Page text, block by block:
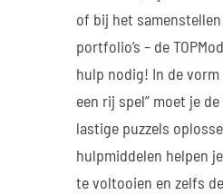
of bij het
portfolio’s – de
hulp nodig! In de vorm
een rij spel” moet je
lastige puzzels
hulpmiddelen helpen
te voltooien en zelfs